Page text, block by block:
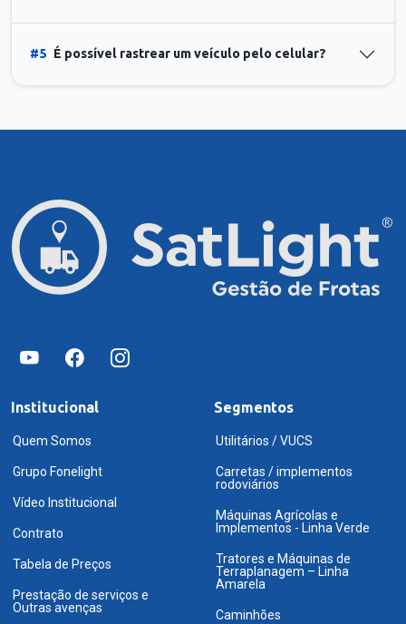
#5 É possível rastrear um veículo pelo celular?
Institucional
Quem Somos
Grupo Fonelight
Vídeo Institucional
Contrato
Tabela de Preços
Prestação de serviços e
Outras avenças
Segmentos
Utilitários / VUCS
Carretas / implementos
rodoviários
Máquinas Agrícolas e
Implementos - Linha Verde
Tratores e Máquinas de
Terraplanagem – Linha
Amarela
Caminhões